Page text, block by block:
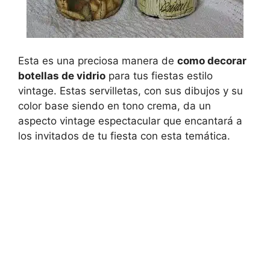
Esta es una preciosa manera de como decorar
botellas de vidrio para tus fiestas estilo
vintage. Estas servilletas, con sus dibujos y su
color base siendo en tono crema, da un
aspecto vintage espectacular que encantará a
los invitados de tu fiesta con esta temática.